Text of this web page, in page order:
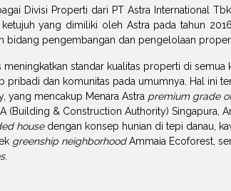
Divisi Properti dari PT Astra International
yang dimiliki oleh Astra pada tahun
pengembangan dan pengelolaan
standar kualitas properti di semua
pribadi dan komunitas pada umumnya. Hal ini
yang mencakup Menara Astra premium grade
(Building & Construction Authority) Singapura,
housedengan konsep hunian di tepi danau,
greenship neighborhoodAmmaia Ecoforest,
.